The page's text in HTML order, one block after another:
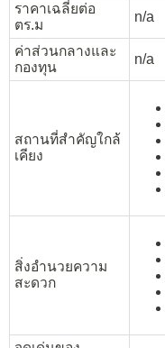
ราคาเฉลี่ยต่อ
ตร.ม
n/a
ค่าส่วนกลางและ
กองทุน
n/a
สถานที่สำคัญใกล้
เคียง
สิ่งอำนวยความ
สะดวก